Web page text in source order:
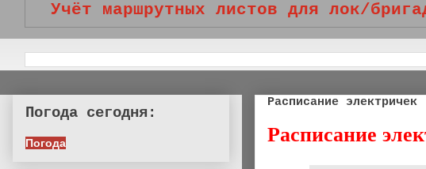
Учёт маршрутных листов для лок/
Расписание электричек
Расписание
Погода сегодня:
Погода